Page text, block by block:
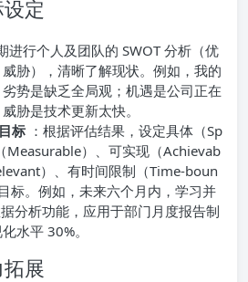
定
进行个人及团队的 SWOT 分析（优
胁），清晰了解现状。例如，我的
势是缺乏全局观；机遇是公司正在
胁是技术更新太快。
标 ：根据评估结果，设定具体（Sp
Measurable）、可实现（Achievab
）、有时间限制（Time-boun
标。例如，未来六个月内，学习并
分析功能，应用于部门月度报告制
水平 30%。
展